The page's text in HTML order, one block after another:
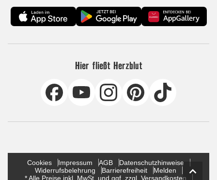
Hier fließt Herzblut
Cookies Impressum AGB
Datenschutzhinweise
Widerrufsbelehrung
Barrierefreiheit
Melden
* Alle Preise inkl. MwSt. und ggf. zzgl. Versandkosten